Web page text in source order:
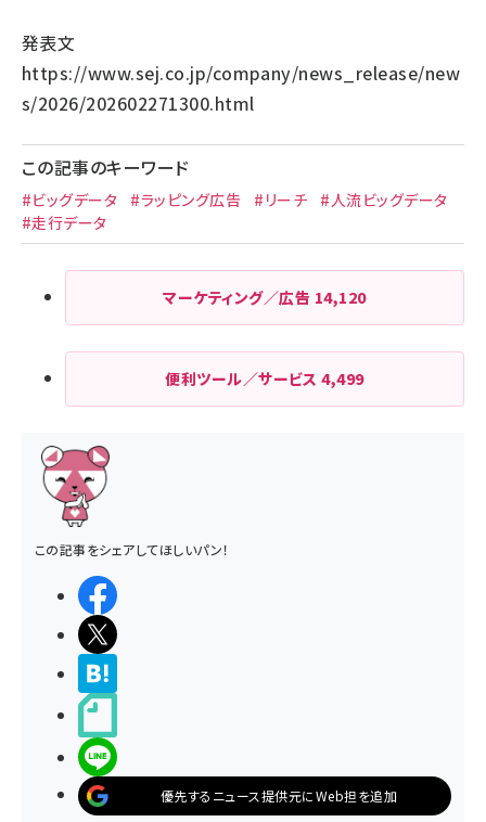
発表文
https://www.sej.co.jp/company/news_release/new
s/2026/202602271300.html
この記事のキーワード
#ビッグデータ #ラッピング広告 #リーチ
#人流ビッグデータ
#走行データ
マーケティング／広告 14,120
便利ツール／サービス4,499
この記事をシェアしてほしいパン！
優先するニュース提供元にWeb担を追加